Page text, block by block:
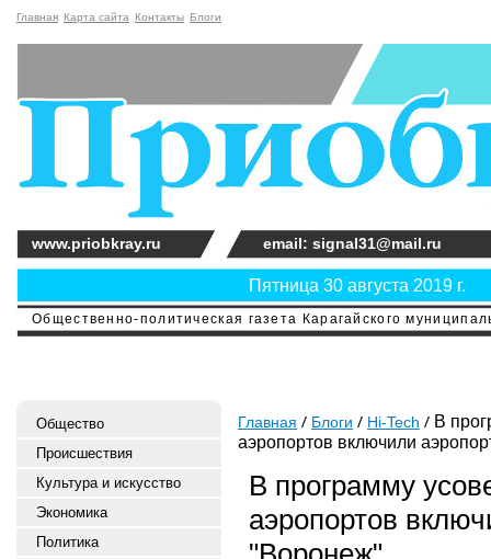
Главная Карта сайта Контакты Блоги
Общественно-политическая газета Карагайского
Пятница 30 августа 2019 г.
www.priobkray.ru email: signal31@mail.ru
Общество
Происшествия
Культура и искусство
Экономика
Политика
Главная Блоги Hi-Tech
В
аэропортов включили
В программу
аэропортов